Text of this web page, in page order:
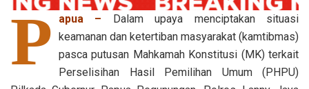
P apua – Dalam upaya menciptakan situasi
keamanan dan ketertiban masyarakat (kamtibmas)
pasca putusan Mahkamah Konstitusi (MK) terkait
Perselisihan Hasil Pemilihan Umum (PHPU)